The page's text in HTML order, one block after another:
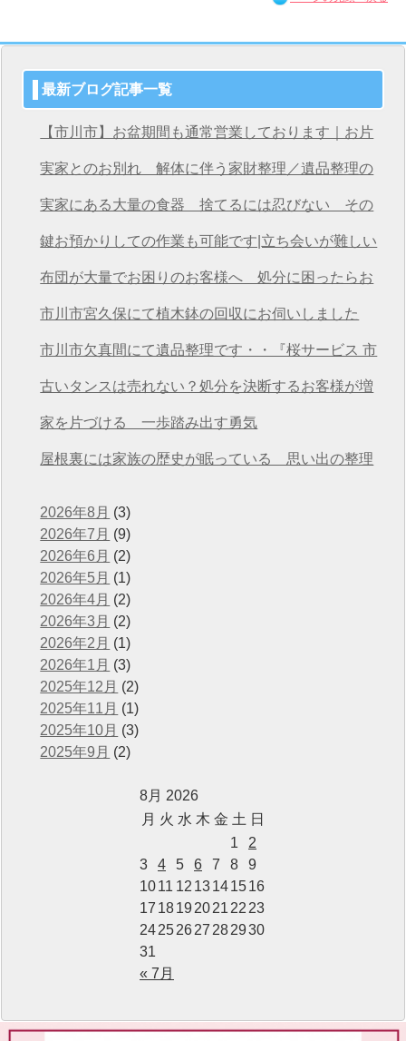
最新ブログ記事一覧
【市川市】お盆期間も通常営業しております｜お片
付け・不用品回収は桜サービス市川店へ
実家とのお別れ 解体に伴う家財整理／遺品整理の
桜サービス市川店
実家にある大量の食器 捨てるには忍びない その
想いを次につなげる
鍵お預かりしての作業も可能です|立ち会いが難しい
方も安心の遺品整理
布団が大量でお困りのお客様へ 処分に困ったらお
任せください
市川市宮久保にて植木鉢の回収にお伺いしました
市川市欠真間にて遺品整理です・・『桜サービス 市
川店』
古いタンスは売れない？処分を決断するお客様が増
えています
家を片づける 一歩踏み出す勇気
屋根裏には家族の歴史が眠っている 思い出の整理
2026年8月 (3)
2026年7月 (9)
2026年6月 (2)
2026年5月 (1)
2026年4月 (2)
2026年3月 (2)
2026年2月 (1)
2026年1月 (3)
2025年12月 (2)
2025年11月 (1)
2025年10月 (3)
2025年9月 (2)
8月 2026
月 火 水 木 金 土 日
« 7月
1
2
3
4 5 6 7 8
9
1011 12 13141516
17 1819 2021 22 23
24252627 282930
31